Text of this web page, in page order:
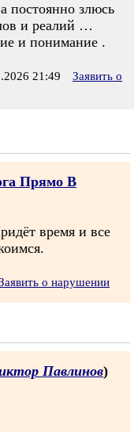
постоянно злюсь
и реалий …
и понимание .
21:49
Заявить о
Прямо В
время и все
о нарушении
Павлинов)